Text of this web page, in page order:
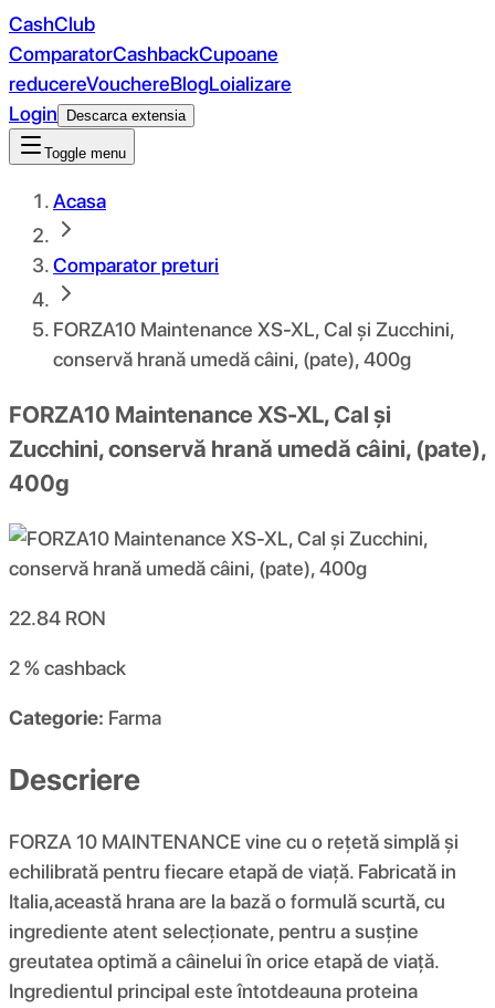
CashClub
ComparatorCashbackCupoane
reducereVouchereBlogLoializare
Login
Descarca extensia
Toggle menu
Acasa
Comparator preturi
FORZA10 Maintenance XS-XL, Cal și Zucchini,
conservă hrană umedă câini, (pate), 400g
FORZA10 Maintenance XS-XL, Cal și
Zucchini, conservă hrană umedă câini, (pate),
400g
22.84 RON
2 %cashback
Categorie: Farma
Descriere
FORZA 10 MAINTENANCE vine cu o rețetă simplă și
echilibrată pentru fiecare etapă de viață. Fabricată in
Italia,această hrana are la bază o formulă scurtă, cu
ingrediente atent selecționate, pentru a susține
greutatea optimă a câinelui în orice etapă de viață.
Ingredientul principal este întotdeauna proteina